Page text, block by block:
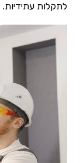
לתקלות עתידיות.